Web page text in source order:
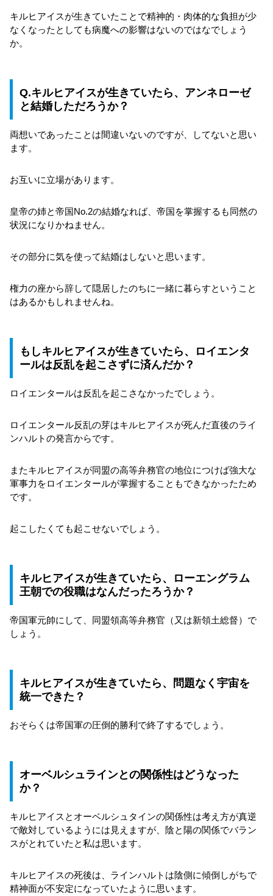
キルヒアイスが生きていたことで精神的・肉体的な負担が少
なくなったとしても病魔への影響はないのではなでしょう
か。
Q.キルヒアイスが生きていたら、アンネローゼ
と結婚しただろうか？
両想いであったことは間違いないのですが、してないと思い
ます。
お互いに立場があります。
皇帝の姉と帝国No.2の結婚なれば、帝国を掌握するも同然の
状況になりかねません。
その部分に気を使って結婚はしないと思います。
権力の座から辞して隠居したのちに一緒に暮らすということ
はあるかもしれませんね。
もしキルヒアイスが生きていたら、ロイエンタ
ールは反乱を起こさずに済んだか？
ロイエンタールは反乱を起こさなかったでしょう。
ロイエンタール反乱の芽はキルヒアイスが死んだ直後のライ
ンハルトの発言からです。
またキルヒアイスが同盟の高等弁務官の地位につけば強大な
軍事力をロイエンタールが掌握することもできなかったため
です。
起こしたくても起こせないでしょう。
キルヒアイスが生きていたら、ローエングラム
王朝での役職はなんだったろうか？
帝国軍元帥にして、同盟領高等弁務官（又は新領土総督）で
しょう。
キルヒアイスが生きていたら、問題なく宇宙を
統一できた？
おそらくは帝国軍の圧倒的勝利で終了するでしょう。
オーベルシュラインとの関係性はどうなった
か？
キルヒアイスとオーベルシュタインの関係性は考え方が真逆
で敵対しているようには見えますが、陰と陽の関係でバラン
スがとれていたと私は思います。
キルヒアイスの死後は、ラインハルトは陰側に傾倒しがちで
精神面が不安定になっていたように思います。